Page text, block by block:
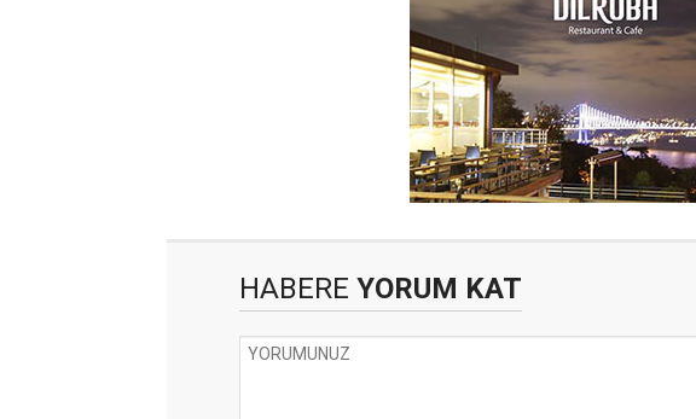
HABERE YORUM KAT